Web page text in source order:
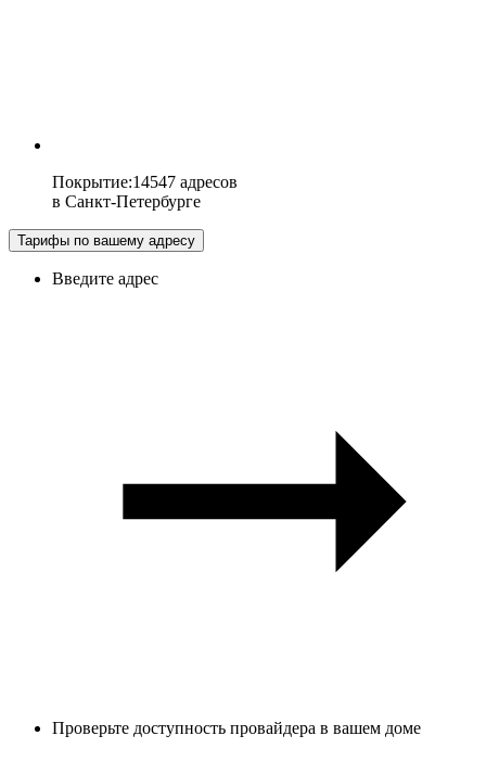
Покрытие:14547 адресов
в Санкт-Петербурге
Тарифы по вашему адресу
Введите адрес
Проверьте доступность провайдера в вашем доме